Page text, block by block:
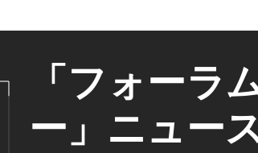
「フォーラ
ー」ニュー